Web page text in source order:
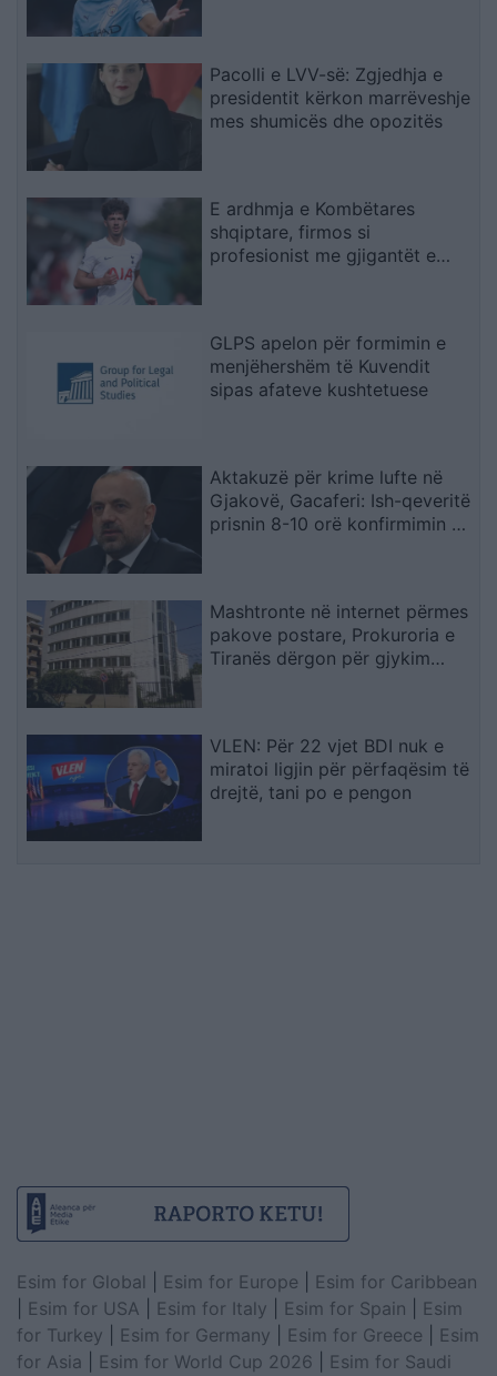
Pacolli e LVV-së: Zgjedhja e
presidentit kërkon marrëveshje
mes shumicës dhe opozitës
E ardhmja e Kombëtares
shqiptare, firmos si
profesionist me gjigantët e
GLPS apelon për formimin e
menjëhershëm të Kuvendit
sipas afateve kushtetuese
Aktakuzë për krime lufte në
Gjakovë, Gacaferi: Ish-qeveritë
prisnin 8-10 orë konfirmimin e
Mashtronte në internet përmes
pakove postare, Prokuroria e
Tiranës dërgon për gjykim
VLEN: Për 22 vjet BDI nuk e
miratoi ligjin për përfaqësim të
drejtë, tani po e pengon
Esim for Global Esim for Europe
Esim for Caribbean
Esim for USA Esim for Italy Esim for Spain
Esim
for Turkey
Esim for Germany Esim for Greece
Esim
for Asia
Esim for World Cup 2026
Esim for Saudi